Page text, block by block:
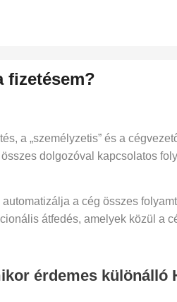
fizetésem?
a „személyzetis” és a
dolgozóval kapcsolatos
a cég összes
átfedés, amelyek közül a
érdemes különálló